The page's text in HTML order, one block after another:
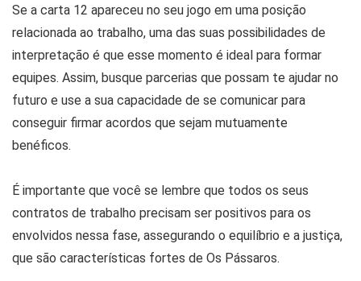
Se a carta 12 apareceu no seu jogo em uma posição
relacionada ao trabalho, uma das suas possibilidades de
interpretação é que esse momento é ideal para formar
equipes. Assim, busque parcerias que possam te ajudar no
futuro e use a sua capacidade de se comunicar para
conseguir firmar acordos que sejam mutuamente
benéficos.
É importante que você se lembre que todos os seus
contratos de trabalho precisam ser positivos para os
envolvidos nessa fase, assegurando o equilíbrio e a justiça,
que são características fortes de Os Pássaros.